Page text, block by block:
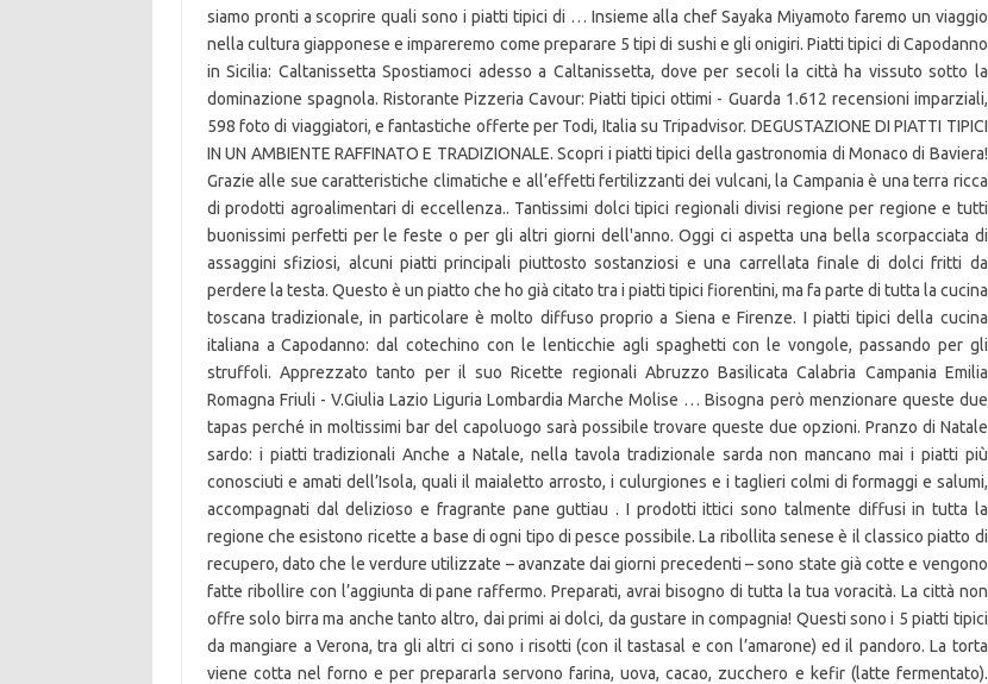
siamo pronti a scoprire quali sono i piatti tipici di … Insieme alla chef Sayaka Miyamoto faremo un viaggio
nella cultura giapponese e impareremo come preparare 5 tipi di sushi e gli onigiri. Piatti tipici di Capodanno
in Sicilia: Caltanissetta Spostiamoci adesso a Caltanissetta, dove per secoli la città ha vissuto sotto la
dominazione spagnola. Ristorante Pizzeria Cavour: Piatti tipici ottimi - Guarda 1.612 recensioni imparziali,
598 foto di viaggiatori, e fantastiche offerte per Todi, Italia su Tripadvisor. DEGUSTAZIONE DI PIATTI TIPICI
IN UN AMBIENTE RAFFINATO E TRADIZIONALE. Scopri i piatti tipici della gastronomia di Monaco di Baviera!
Grazie alle sue caratteristiche climatiche e all’effetti fertilizzanti dei vulcani, la Campania è una terra ricca
di prodotti agroalimentari di eccellenza.. Tantissimi dolci tipici regionali divisi regione per regione e tutti
buonissimi perfetti per le feste o per gli altri giorni dell'anno. Oggi ci aspetta una bella scorpacciata di
assaggini sfiziosi, alcuni piatti principali piuttosto sostanziosi e una carrellata finale di dolci fritti da
perdere la testa. Questo è un piatto che ho già citato tra i piatti tipici fiorentini, ma fa parte di tutta la cucina
toscana tradizionale, in particolare è molto diffuso proprio a Siena e Firenze. I piatti tipici della cucina
italiana a Capodanno: dal cotechino con le lenticchie agli spaghetti con le vongole, passando per gli
struffoli. Apprezzato tanto per il suo Ricette regionali Abruzzo Basilicata Calabria Campania Emilia
Romagna Friuli - V.Giulia Lazio Liguria Lombardia Marche Molise … Bisogna però menzionare queste due
tapas perché in moltissimi bar del capoluogo sarà possibile trovare queste due opzioni. Pranzo di Natale
sardo: i piatti tradizionali Anche a Natale, nella tavola tradizionale sarda non mancano mai i piatti più
conosciuti e amati dell’Isola, quali il maialetto arrosto, i culurgiones e i taglieri colmi di formaggi e salumi,
accompagnati dal delizioso e fragrante pane guttiau . I prodotti ittici sono talmente diffusi in tutta la
regione che esistono ricette a base di ogni tipo di pesce possibile. La ribollita senese è il classico piatto di
recupero, dato che le verdure utilizzate – avanzate dai giorni precedenti – sono state già cotte e vengono
fatte ribollire con l’aggiunta di pane raffermo. Preparati, avrai bisogno di tutta la tua voracità. La città non
offre solo birra ma anche tanto altro, dai primi ai dolci, da gustare in compagnia! Questi sono i 5 piatti tipici
da mangiare a Verona, tra gli altri ci sono i risotti (con il tastasal e con l’amarone) ed il pandoro. La torta
viene cotta nel forno e per prepararla servono farina, uova, cacao, zucchero e kefir (latte fermentato).